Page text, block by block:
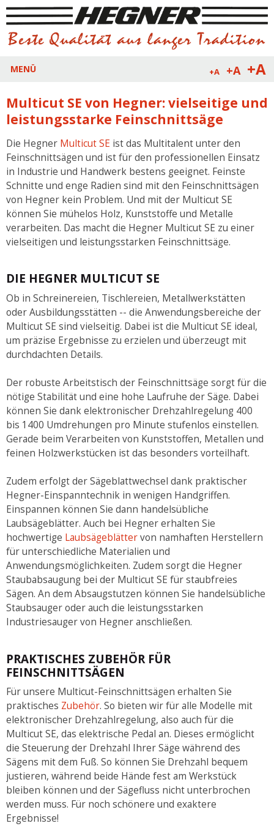
+A +A +A
MENÜ
Multicut SE von Hegner: vielseitige und
leistungsstarke Feinschnittsäge
Die Hegner Multicut SE ist das Multitalent unter den
Feinschnittsägen und ist für den professionellen Einsatz
in Industrie und Handwerk bestens geeignet. Feinste
Schnitte und enge Radien sind mit den Feinschnittsägen
von Hegner kein Problem. Und mit der Multicut SE
können Sie mühelos Holz, Kunststoffe und Metalle
verarbeiten. Das macht die Hegner Multicut SE zu einer
vielseitigen und leistungsstarken Feinschnittsäge.
DIE HEGNER MULTICUT SE
Ob in Schreinereien, Tischlereien, Metallwerkstätten
oder Ausbildungsstätten -- die Anwendungsbereiche der
Multicut SE sind vielseitig. Dabei ist die Multicut SE ideal,
um präzise Ergebnisse zu erzielen und überzeugt mit
durchdachten Details.
Der robuste Arbeitstisch der Feinschnittsäge sorgt für die
nötige Stabilität und eine hohe Laufruhe der Säge. Dabei
können Sie dank elektronischer Drehzahlregelung 400
bis 1400 Umdrehungen pro Minute stufenlos einstellen.
Gerade beim Verarbeiten von Kunststoffen, Metallen und
feinen Holzwerkstücken ist das besonders vorteilhaft.
Zudem erfolgt der Sägeblattwechsel dank praktischer
Hegner-Einspanntechnik in wenigen Handgriffen.
Einspannen können Sie dann handelsübliche
Laubsägeblätter. Auch bei Hegner erhalten Sie
hochwertige Laubsägeblättervon namhaften Herstellern
für unterschiedliche Materialien und
Anwendungsmöglichkeiten. Zudem sorgt die Hegner
Staubabsaugung bei der Multicut SE für staubfreies
Sägen. An dem Absaugstutzen können Sie handelsübliche
Staubsauger oder auch die leistungsstarken
Industriesauger von Hegner anschließen.
PRAKTISCHES ZUBEHÖR FÜR
FEINSCHNITTSÄGEN
Für unsere Multicut-Feinschnittsägen erhalten Sie
praktisches Zubehör. So bieten wir für alle Modelle mit
elektronischer Drehzahlregelung, also auch für die
Multicut SE, das elektrische Pedal an. Dieses ermöglicht
die Steuerung der Drehzahl Ihrer Säge während des
Sägens mit dem Fuß. So können Sie Drehzahl bequem
justieren, während beide Hände fest am Werkstück
bleiben können und der Sägefluss nicht unterbrochen
werden muss. Für noch schönere und exaktere
Ergebnisse!